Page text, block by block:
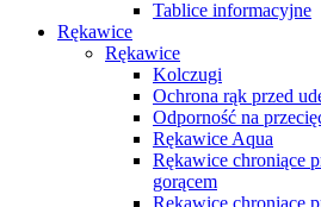
Tablice informacyjne
Rękawice
Rękawice
Kolczugi
Ochrona rąk przed
Odporność na
Rękawice Aqua
Rękawice chroniące
gorącem
Rękawice chroniące